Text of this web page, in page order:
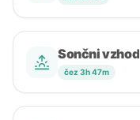
Sončni vzhod
čez 3h 47m